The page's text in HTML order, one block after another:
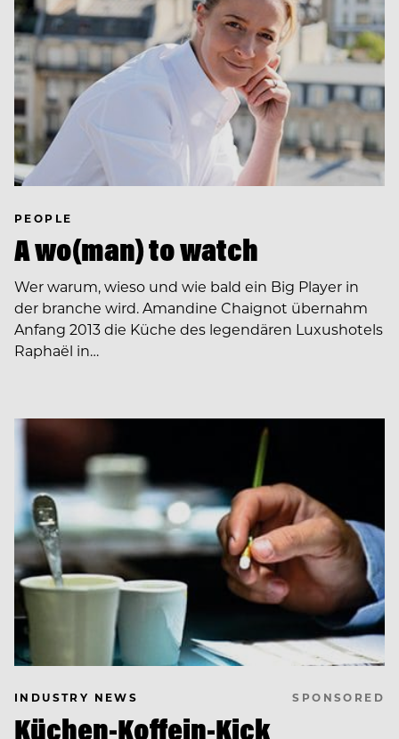
PEOPLE
A wo(man) to watch
Wer warum, wieso und wie bald ein Big Player in
der branche wird. Amandine Chaignot übernahm
Anfang 2013 die Küche des legendären Luxushotels
Raphaël in…
INDUSTRY NEWS SPONSORED
Küchen-Koffein-Kick